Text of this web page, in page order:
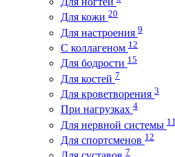
Для кожи 20
Для настроения 9
С коллагеном 12
Для бодрости 15
Для костей 7
Для кроветворения 3
При нагрузках 4
Для нервной системы 11
Для спортсменов 12
7